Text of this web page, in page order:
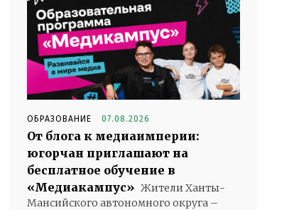
ОБРАЗОВАНИЕ 07.08.2026
От блога к медиаимперии:
югорчан приглашают на
бесплатное обучение в
«Медиакампус» Жители Ханты-
Мансийского автономного округа –